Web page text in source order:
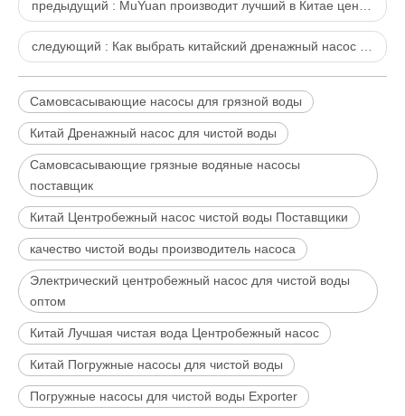
предыдущий : MuYuan производит лучший в Китае центробежный насос для чистой воды
следующий : Как выбрать китайский дренажный насос для чистой воды
Самовсасывающие насосы для грязной воды
Китай Дренажный насос для чистой воды
Самовсасывающие грязные водяные насосы
поставщик
Китай Центробежный насос чистой воды Поставщики
качество чистой воды производитель насоса
Электрический центробежный насос для чистой воды
оптом
Китай Лучшая чистая вода Центробежный насос
Китай Погружные насосы для чистой воды
Погружные насосы для чистой воды Exporter